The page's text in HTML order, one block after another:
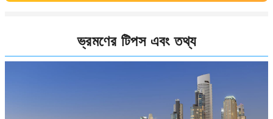
ভ্রমণের টিপস এবং তথ্য